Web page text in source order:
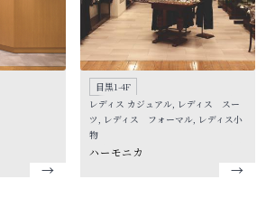
目黒1-4F
レディス カジュアル, レディス スー
ツ, レディス フォーマル, レディス小
物
ハーモニカ